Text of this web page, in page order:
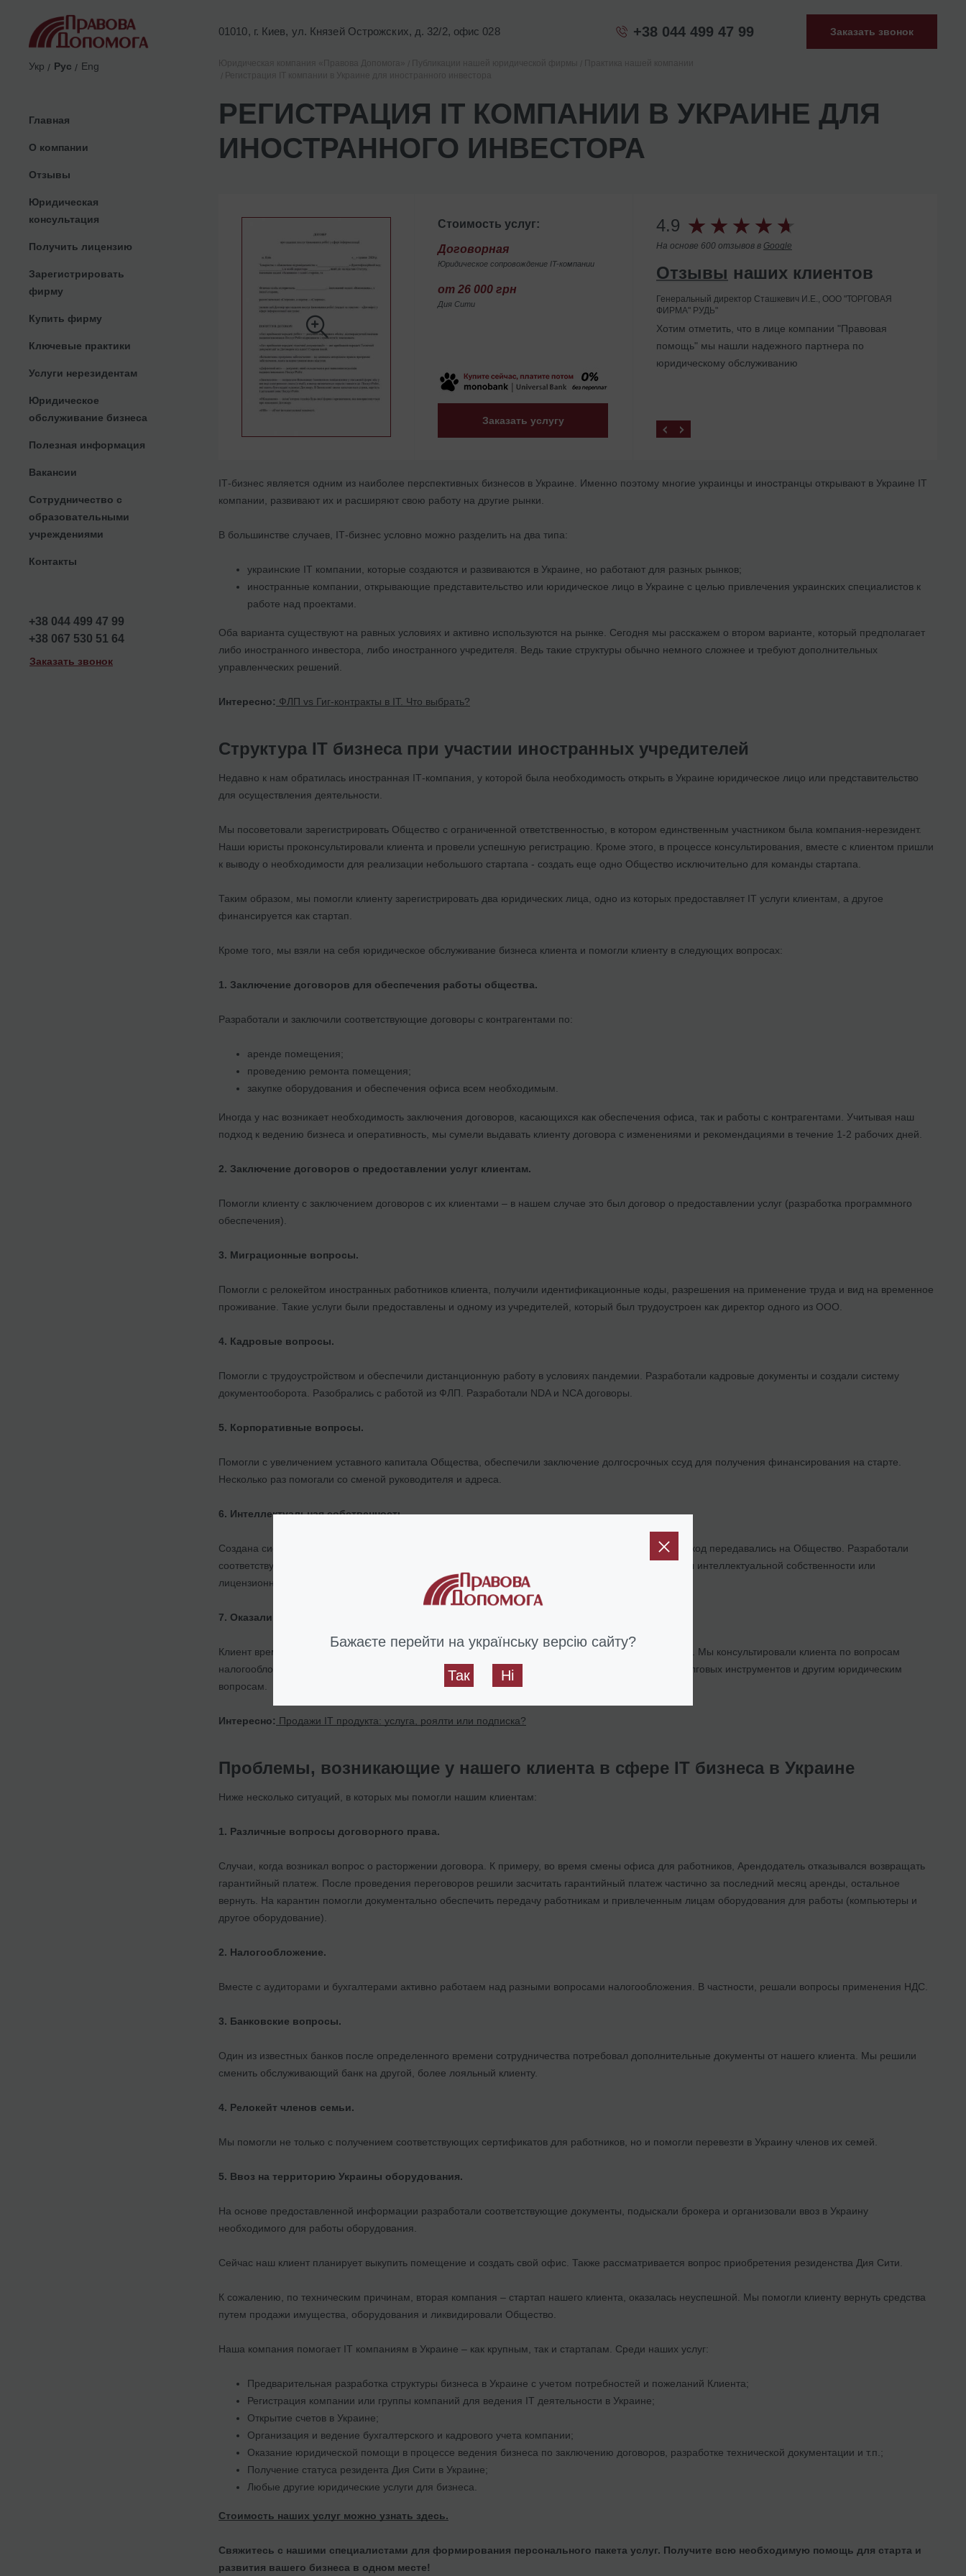
01010, г. Киев, ул. Князей Острожских, д. 32/2, офис 028 +38 044 499 47 99 Заказать звонок
Укр Рус Eng
Главная
О компании
Отзывы
Юридическая
консультация
Получить лицензию
Зарегистрировать
фирму
Купить фирму
Ключевые практики
Услуги нерезидентам
Юридическое
обслуживание бизнеса
Полезная информация
Вакансии
Сотрудничество с
образовательными
учреждениями
Контакты
+38 044 499 47 99
+38 067 530 51 64
Заказать звонок
РЕГИСТРАЦИЯ ІТ КОМПАНИИ В УКРАИНЕ ДЛЯ
ИНОСТРАННОГО ИНВЕСТОРА
Стоимость услуг:
Договорная
Юридическое сопровождение IT-компании
от 26 000 грн
Дия Сити
Заказать услугу
4.9
На основе 600 отзывов в Google
Отзывы наших клиентов
Генеральный директор Сташкевич И.Е., ООО "ТОРГОВАЯ
ФИРМА" РУДЬ"
Хотим отметить, что в лице компании "Правовая
помощь" мы нашли надежного партнера по
юридическому обслуживанию
Помогли с ликвидацией иностранного
представительства в Украине
ІТ-бизнес является одним из наиболее перспективных бизнесов в Украине. Именно поэтому многие украинцы и иностранцы открывают в Украине ІТ
компании, развивают их и расширяют свою работу на другие рынки.
В большинстве случаев, ІТ-бизнес условно можно разделить на два типа:
украинские ІТ компании, которые создаются и развиваются в Украине, но работают для разных рынков;
иностранные компании, открывающие представительство или юридическое лицо в Украине с целью привлечения украинских специалистов к
работе над проектами.
Оба варианта существуют на равных условиях и активно используются на рынке. Сегодня мы расскажем о втором варианте, который предполагает
либо иностранного инвестора, либо иностранного учредителя. Ведь такие структуры обычно немного сложнее и требуют дополнительных
управленческих решений.
Интересно: ФЛП vs Гиг-контракты в ІТ. Что выбрать?
Структура ІТ бизнеса при участии иностранных учредителей
Недавно к нам обратилась иностранная ІТ-компания, у которой была необходимость открыть в Украине юридическое лицо или представительство
для осуществления деятельности.
Мы посоветовали зарегистрировать Общество с ограниченной ответственностью, в котором единственным участником была компания-нерезидент.
Наши юристы проконсультировали клиента и провели успешную регистрацию. Кроме этого, в процессе консультирования, вместе с клиентом пришли
к выводу о необходимости для реализации небольшого стартапа - создать еще одно Общество исключительно для команды стартапа.
Таким образом, мы помогли клиенту зарегистрировать два юридических лица, одно из которых предоставляет ІТ услуги клиентам, а другое
финансируется как стартап.
Кроме того, мы взяли на себя юридическое обслуживание бизнеса клиента и помогли клиенту в следующих вопросах:
1. Заключение договоров для обеспечения работы общества.
Разработали и заключили соответствующие договоры с контрагентами по:
аренде помещения;
проведению ремонта помещения;
закупке оборудования и обеспечения офиса всем необходимым.
Иногда у нас возникает необходимость заключения договоров, касающихся как обеспечения офиса, так и работы с контрагентами. Учитывая наш
подход к ведению бизнеса и оперативность, мы сумели выдавать клиенту договора с изменениями и рекомендациями в течение 1-2 рабочих дней.
2. Заключение договоров о предоставлении услуг клиентам.
Помогли клиенту с заключением договоров с их клиентами – в нашем случае это был договор о предоставлении услуг (разработка программного
обеспечения).
3. Миграционные вопросы.
Помогли с релокейтом иностранных работников клиента, получили идентификационные коды, разрешения на применение труда и вид на временное
проживание. Такие услуги были предоставлены и одному из учредителей, который был трудоустроен как директор одного из ООО.
4. Кадровые вопросы.
Помогли с трудоустройством и обеспечили дистанционную работу в условиях пандемии. Разработали кадровые документы и создали систему
документооборота. Разобрались с работой из ФЛП. Разработали NDA и NCA договоры.
5. Корпоративные вопросы.
Помогли с увеличением уставного капитала Общества, обеспечили заключение долгосрочных ссуд для получения финансирования на старте.
Несколько раз помогали со сменой руководителя и адреса.
6. Интеллектуальная собственность.
Создана система работы с объектами интеллектуальной собственности, при которой все права на код передавались на Общество. Разработали
соответствующие договоры для обеспечения передачи (продажи) имущественных прав на объекты интеллектуальной собственности или
лицензионные договоры использования объектов интеллектуальной собственности.
7. Оказали консультации.
Клиент время от времени обращался за консультациями по поводу применения украинского права. Мы консультировали клиента по вопросам
налогообложения, перехода к Дия Сити, увольнению и назначению работников, использованию долговых инструментов и другим юридическим
вопросам.
Интересно: Продажи ІТ продукта: услуга, роялти или подписка?
Проблемы, возникающие у нашего клиента в сфере ІТ бизнеса в Украине
Ниже несколько ситуаций, в которых мы помогли нашим клиентам:
1. Различные вопросы договорного права.
Случаи, когда возникал вопрос о расторжении договора. К примеру, во время смены офиса для работников, Арендодатель отказывался возвращать
гарантийный платеж. После проведения переговоров решили засчитать гарантийный платеж частично за последний месяц аренды, остальное
вернуть. На карантин помогли документально обеспечить передачу работникам и привлеченным лицам оборудования для работы (компьютеры и
другое оборудование).
2. Налогообложение.
Вместе с аудиторами и бухгалтерами активно работаем над разными вопросами налогообложения. В частности, решали вопросы применения НДС.
3. Банковские вопросы.
Один из известных банков после определенного времени сотрудничества потребовал дополнительные документы от нашего клиента. Мы решили
сменить обслуживающий банк на другой, более лояльный клиенту.
4. Релокейт членов семьи.
Мы помогли не только с получением соответствующих сертификатов для работников, но и помогли перевезти в Украину членов их семей.
5. Ввоз на территорию Украины оборудования.
На основе предоставленной информации разработали соответствующие документы, подыскали брокера и организовали ввоз в Украину
необходимого для работы оборудования.
Сейчас наш клиент планирует выкупить помещение и создать свой офис. Также рассматривается вопрос приобретения резиденства Дия Сити.
К сожалению, по техническим причинам, вторая компания – стартап нашего клиента, оказалась неуспешной. Мы помогли клиенту вернуть средства
путем продажи имущества, оборудования и ликвидировали Общество.
Наша компания помогает ІТ компаниям в Украине – как крупным, так и стартапам. Среди наших услуг:
Предварительная разработка структуры бизнеса в Украине с учетом потребностей и пожеланий Клиента;
Регистрация компании или группы компаний для ведения ІТ деятельности в Украине;
Открытие счетов в Украине;
Организация и ведение бухгалтерского и кадрового учета компании;
Оказание юридической помощи в процессе ведения бизнеса по заключению договоров, разработке технической документации и т.п.;
Получение статуса резидента Дия Сити в Украине;
Любые другие юридические услуги для бизнеса.
Стоимость наших услуг можно узнать здесь.
Свяжитесь с нашими специалистами для формирования персонального пакета услуг. Получите всю необходимую помощь для старта и
развития вашего бизнеса в одном месте!
Бажаєте перейти на українську версію сайту?
Так Ні